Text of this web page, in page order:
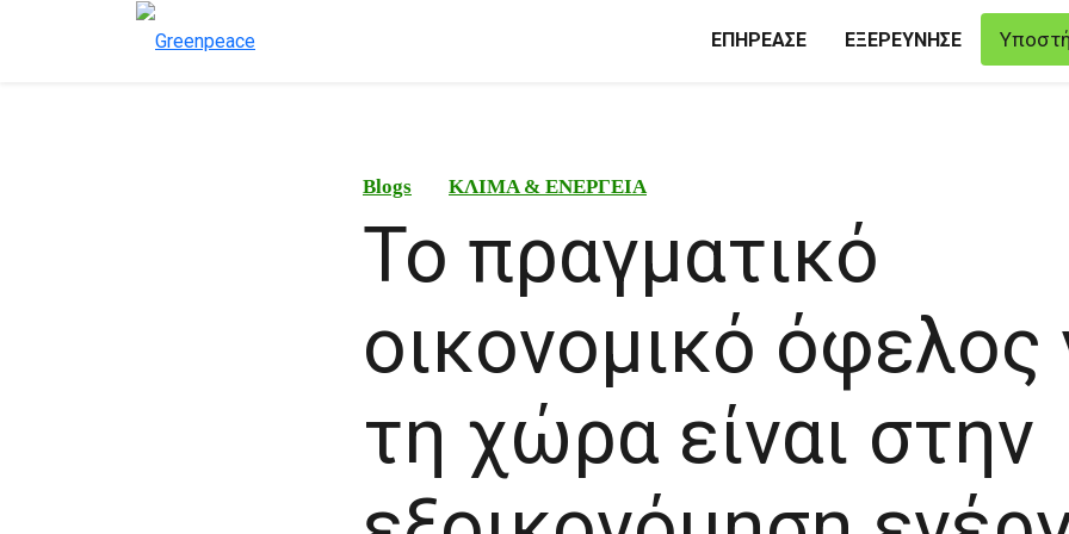
ΕΠΗΡΕΑΣΕ ΕΞΕΡΕΥΝΗΣΕ
Blogs ΚΛΙΜΑ & ΕΝΕΡΓΕΙΑ
Το πραγματικό
οικονομικό όφελος
τη χώρα είναι στην